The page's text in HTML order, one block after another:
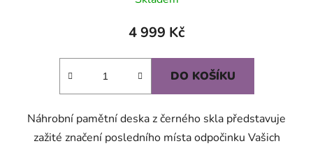
4 999 Kč
DO KOŠÍKU
Náhrobní pamětní deska z černého skla představuje
zažité značení posledního místa odpočinku Vašich